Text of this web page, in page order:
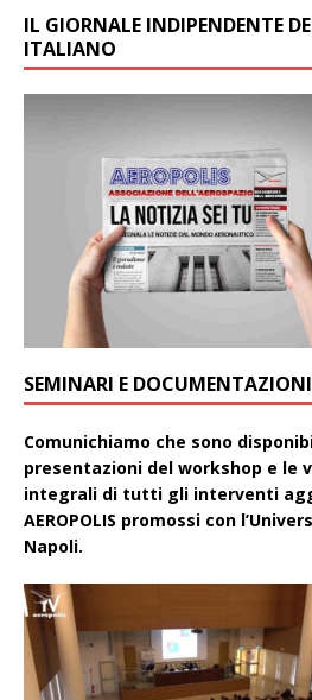
IL GIORNALE INDIPENDENTE
ITALIANO
SEMINARI E DOCUMENTAZIONI
Comunichiamo che sono
presentazioni del workshop e le
integrali di tutti gli interventi
AEROPOLIS promossi con
Napoli.